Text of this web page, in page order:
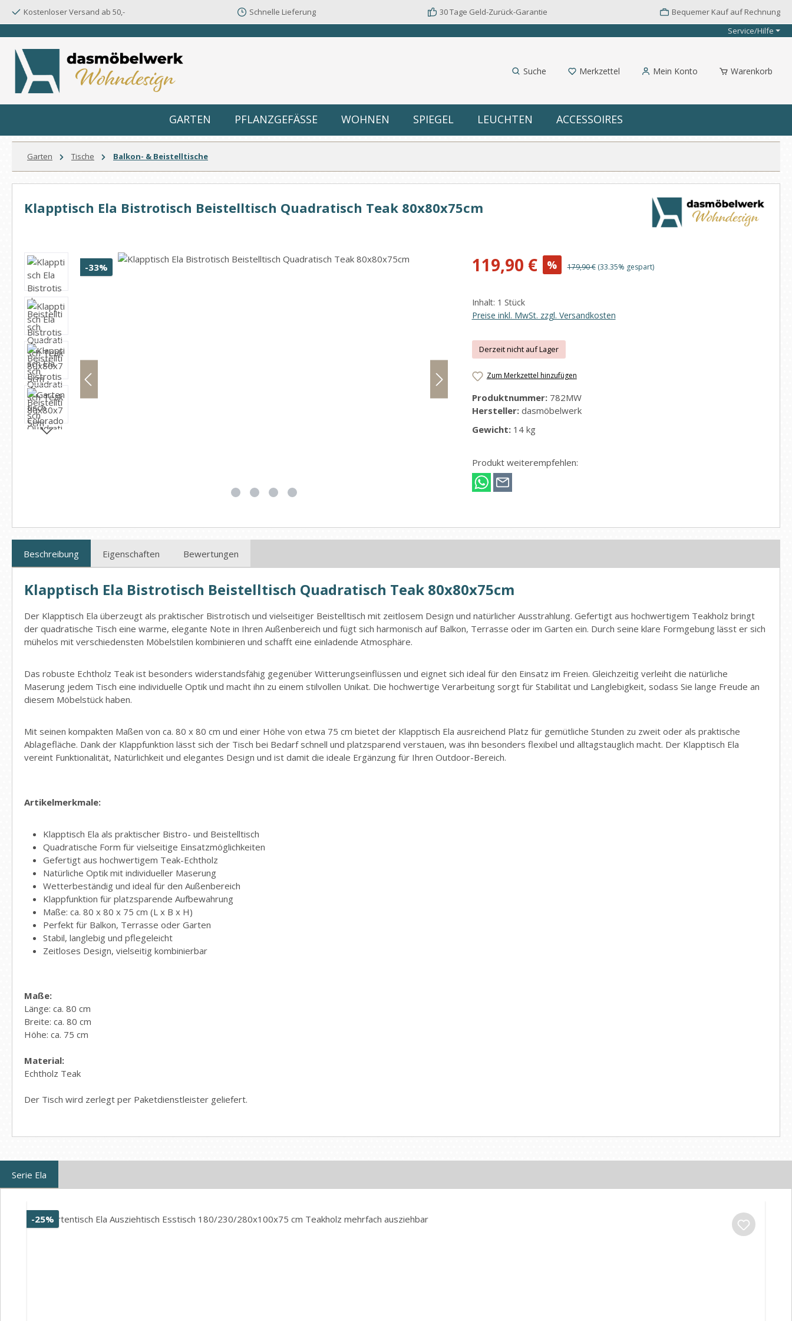
Hauptinhalt springen
Zur Suche springen
Zur Hauptnavigation springen
Kostenloser Versand ab 50,- Schnelle Lieferung 30 Tage Geld-Zurück-Garantie
Bequemer Kauf auf Rechnung
Service/Hilfe
Suche Merkzettel Mein Konto Warenkorb
GARTEN PFLANZGEFÄSSE WOHNEN SPIEGEL LEUCHTEN ACCESSOIRES
Garten Tische Balkon- & Beistelltische
Klapptisch Ela Bistrotisch Beistelltisch Quadratisch Teak 80x80x75cm
Bildergalerie überspringen
-33%
Verkaufspreis:
119,90 € % Regulärer Preis:
179,90 € (33.35% gespart)
Inhalt: 1 Stück
Preise inkl. MwSt. zzgl. Versandkosten
Derzeit nicht auf Lager
Zum Merkzettel hinzufügen
Produktnummer: 782MW
Hersteller: dasmöbelwerk
Gewicht: 14 kg
Produkt weiterempfehlen:
Beschreibung Eigenschaften Bewertungen
Klapptisch Ela Bistrotisch Beistelltisch Quadratisch Teak 80x80x75cm
Der Klapptisch Ela überzeugt als praktischer Bistrotisch und vielseitiger Beistelltisch mit zeitlosem Design und natürlicher Ausstrahlung. Gefertigt aus hochwertigem Teakholz bringt
der quadratische Tisch eine warme, elegante Note in Ihren Außenbereich und fügt sich harmonisch auf Balkon, Terrasse oder im Garten ein. Durch seine klare Formgebung lässt er sich
mühelos mit verschiedensten Möbelstilen kombinieren und schafft eine einladende Atmosphäre.
Das robuste Echtholz Teak ist besonders widerstandsfähig gegenüber Witterungseinflüssen und eignet sich ideal für den Einsatz im Freien. Gleichzeitig verleiht die natürliche
Maserung jedem Tisch eine individuelle Optik und macht ihn zu einem stilvollen Unikat. Die hochwertige Verarbeitung sorgt für Stabilität und Langlebigkeit, sodass Sie lange Freude an
diesem Möbelstück haben.
Mit seinen kompakten Maßen von ca. 80 x 80 cm und einer Höhe von etwa 75 cm bietet der Klapptisch Ela ausreichend Platz für gemütliche Stunden zu zweit oder als praktische
Ablagefläche. Dank der Klappfunktion lässt sich der Tisch bei Bedarf schnell und platzsparend verstauen, was ihn besonders flexibel und alltagstauglich macht. Der Klapptisch Ela
vereint Funktionalität, Natürlichkeit und elegantes Design und ist damit die ideale Ergänzung für Ihren Outdoor-Bereich.
Artikelmerkmale:
Klapptisch Ela als praktischer Bistro- und Beistelltisch
Quadratische Form für vielseitige Einsatzmöglichkeiten
Gefertigt aus hochwertigem Teak-Echtholz
Natürliche Optik mit individueller Maserung
Wetterbeständig und ideal für den Außenbereich
Klappfunktion für platzsparende Aufbewahrung
Maße: ca. 80 x 80 x 75 cm (L x B x H)
Perfekt für Balkon, Terrasse oder Garten
Stabil, langlebig und pflegeleicht
Zeitloses Design, vielseitig kombinierbar
Maße:
Länge: ca. 80 cm
Breite: ca. 80 cm
Höhe: ca. 75 cm
Material:
Echtholz Teak
Der Tisch wird zerlegt per Paketdienstleister geliefert.
Serie Ela
-25% Rabatt